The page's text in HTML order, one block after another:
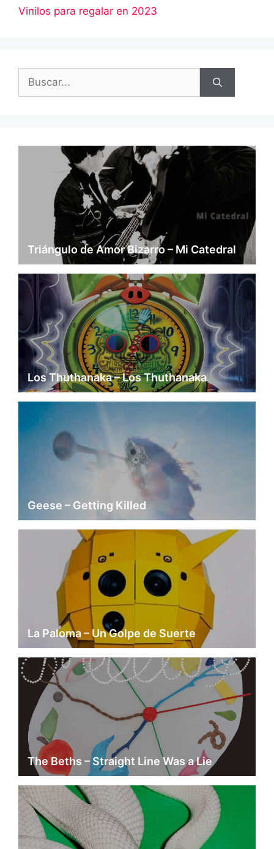
Vinilos para regalar en 2023
Buscar:
Triángulo de Amor Bizarro – Mi Catedral
Los Thuthanaka – Los Thuthanaka
Geese – Getting Killed
La Paloma – Un Golpe de Suerte
The Beths – Straight Line Was a Lie